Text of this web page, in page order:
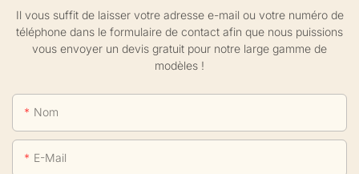
Il vous suffit de laisser votre adresse e-mail ou votre numéro de
téléphone dans le formulaire de contact afin que nous puissions
vous envoyer un devis gratuit pour notre large gamme de
modèles !
Nom
E-Mail